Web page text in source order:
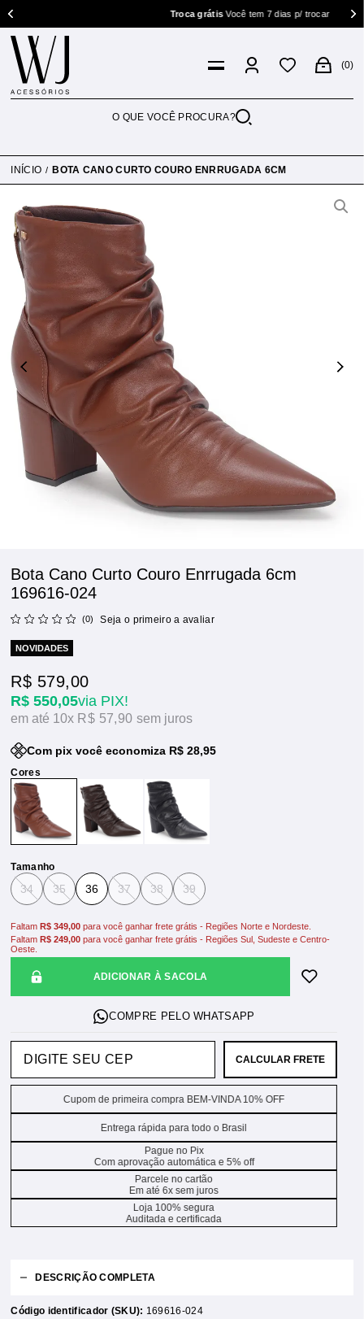
Troca grátisVocê tem 7 dias p/ trocar
0
INÍCIO BOTA CANO CURTO COURO ENRRUGADA 6CM
Bota Cano Curto Couro Enrrugada 6cm
169616-024
(0) Seja o primeiro a avaliar
NOVIDADES
R$ 550,05via PIX!
R$ 579,00
10x R$ 57,90sem juros
Com pix você economiza R$ 28,95
Tamanho
34 35 36 37 38 39
ADICIONAR À SACOLA
FaltamR$ 349,00 para você ganhar frete grátis - Regiões Norte e Nordeste.
FaltamR$ 249,00 para você ganhar frete grátis - Regiões Sul, Sudeste e Centro-
Oeste.
CALCULAR FRETE
Cupom de primeira compra BEM-VINDA 10% OFF
Entrega rápida para todo o Brasil
Pague no Pix
Com aprovação automática e 5% off
Parcele no cartão
Em até 6x sem juros
Loja 100% segura
Auditada e certificada
DESCRIÇÃO COMPLETA
Código identificador (SKU): 169616-024